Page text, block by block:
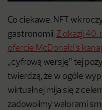
Co ciekawe, NFT
gastronomii. Z okazji 40.
ofercie McDonald’s
„cyfrową wersję” tej
twierdzą, że w ogóle
wirtualnej mija się z
zadowolimy walorami